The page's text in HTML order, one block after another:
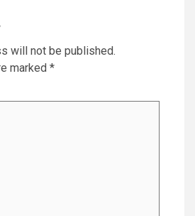
will not be published.
marked *